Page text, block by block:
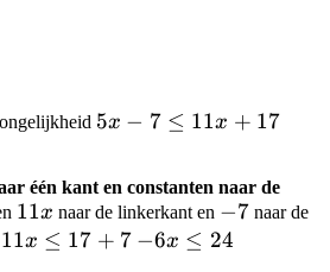
5x
\le
11x
+
17
5x − 7 ≤ 11x + 17
één kant en constanten naar de
11x
11x naar de linkerkant en -7
−7 naar de
11x ≤ 17 + 7 -6x
−6x ≤ 24